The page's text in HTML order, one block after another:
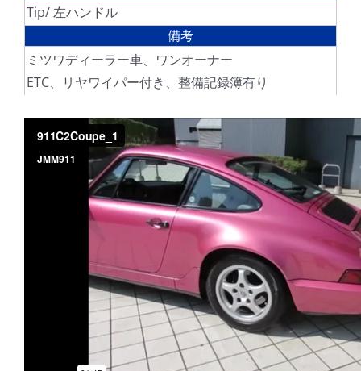
Tip/ 左ハンドル
備考
ミツワディーラー車、ワンオーナー
ETC、リヤワイパー付き、整備記録簿有り